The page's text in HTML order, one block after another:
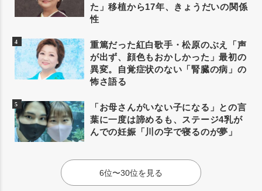
た」移植から17年、きょうだいの関係
性
重篤だった紅白歌手・松原のぶえ「声
が出ず、顔色もおかしかった」最初の
異変。自覚症状のない「腎臓の病」の
怖さ語る
「お母さんがいない子になる」との言
葉に一度は諦めるも、ステージ4乳が
んでの妊娠「川の字で寝るのが夢」
6位〜30位を見る